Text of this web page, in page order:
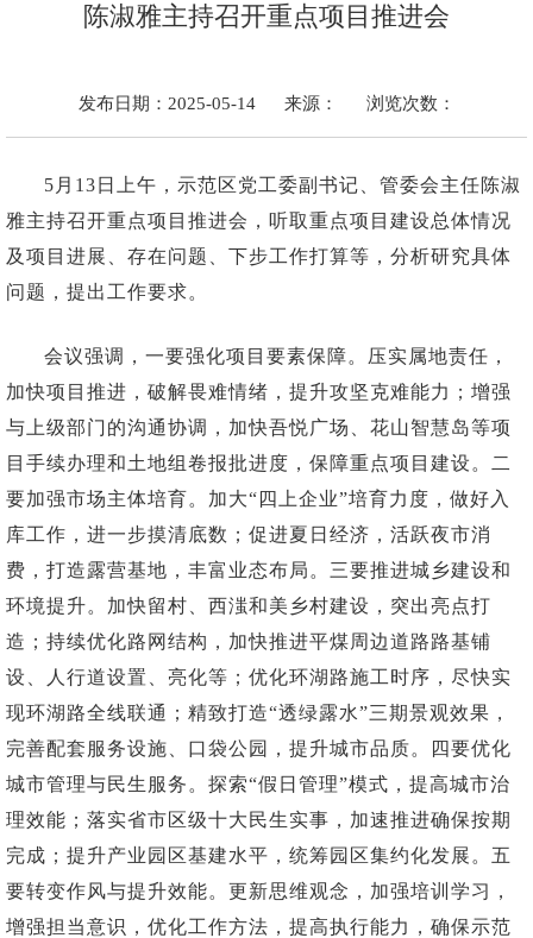
陈淑雅主持召开重点项目推进会
发布日期：2025-05-14 来源： 浏览次数：
5月13日上午，示范区党工委副书记、管委会主任陈淑
雅主持召开重点项目推进会，听取重点项目建设总体情况
及项目进展、存在问题、下步工作打算等，分析研究具体
问题，提出工作要求。
会议强调，一要强化项目要素保障。压实属地责任，
加快项目推进，破解畏难情绪，提升攻坚克难能力；增强
与上级部门的沟通协调，加快吾悦广场、花山智慧岛等项
目手续办理和土地组卷报批进度，保障重点项目建设。二
要加强市场主体培育。加大“四上企业”培育力度，做好入
库工作，进一步摸清底数；促进夏日经济，活跃夜市消
费，打造露营基地，丰富业态布局。三要推进城乡建设和
环境提升。加快留村、西滍和美乡村建设，突出亮点打
造；持续优化路网结构，加快推进平煤周边道路路基铺
设、人行道设置、亮化等；优化环湖路施工时序，尽快实
现环湖路全线联通；精致打造“透绿露水”三期景观效果，
完善配套服务设施、口袋公园，提升城市品质。四要优化
城市管理与民生服务。探索“假日管理”模式，提高城市治
理效能；落实省市区级十大民生实事，加速推进确保按期
完成；提升产业园区基建水平，统筹园区集约化发展。五
要转变作风与提升效能。更新思维观念，加强培训学习，
增强担当意识，优化工作方法，提高执行能力，确保示范